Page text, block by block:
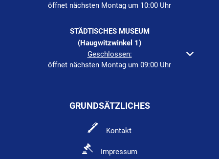
öffnet nächsten Montag um 10:00 Uhr
STÄDTISCHES MUSEUM
(Haugwitzwinkel 1)
Klicken, um weitere Öffnungs- oder Schließzeiten
Geschlossen:
öffnet nächsten Montag um 09:00 Uhr
GRUNDSÄTZLICHES
Kontakt
Impressum